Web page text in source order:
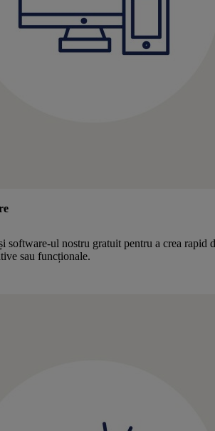
software-ul nostru gratuit pentru a crea rapid
sau funcționale.